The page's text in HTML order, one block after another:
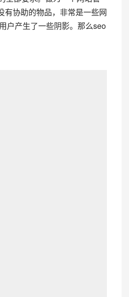
有协助的物品，非常是一些网
户产生了一些阴影。那么seo